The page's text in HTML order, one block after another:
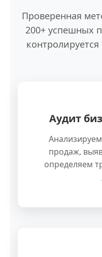
Проверенная
200+ успешных
Аудит
продаж,
определяем